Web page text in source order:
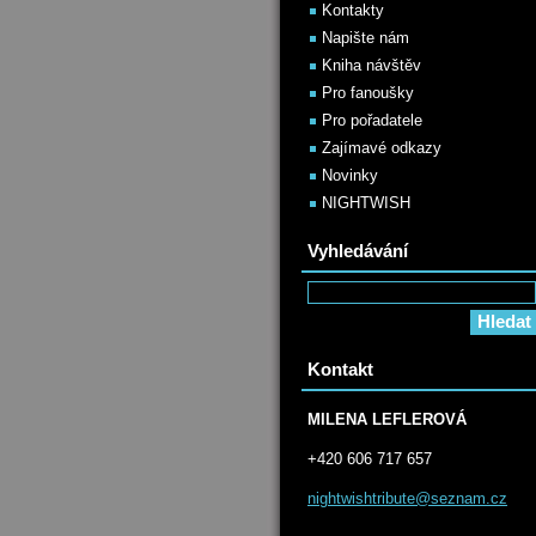
Kontakty
Napište nám
Kniha návštěv
Pro fanoušky
Pro pořadatele
Zajímavé odkazy
Novinky
NIGHTWISH
Vyhledávání
Kontakt
MILENA LEFLEROVÁ
+420 606 717 657
nightwis htribute@seznam.cz